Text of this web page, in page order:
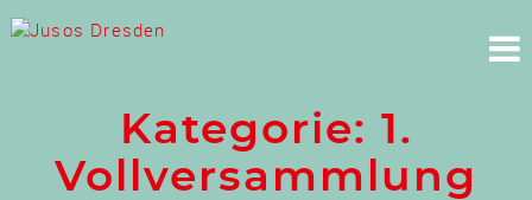
to
Kategorie: 1.
Vollversammlung